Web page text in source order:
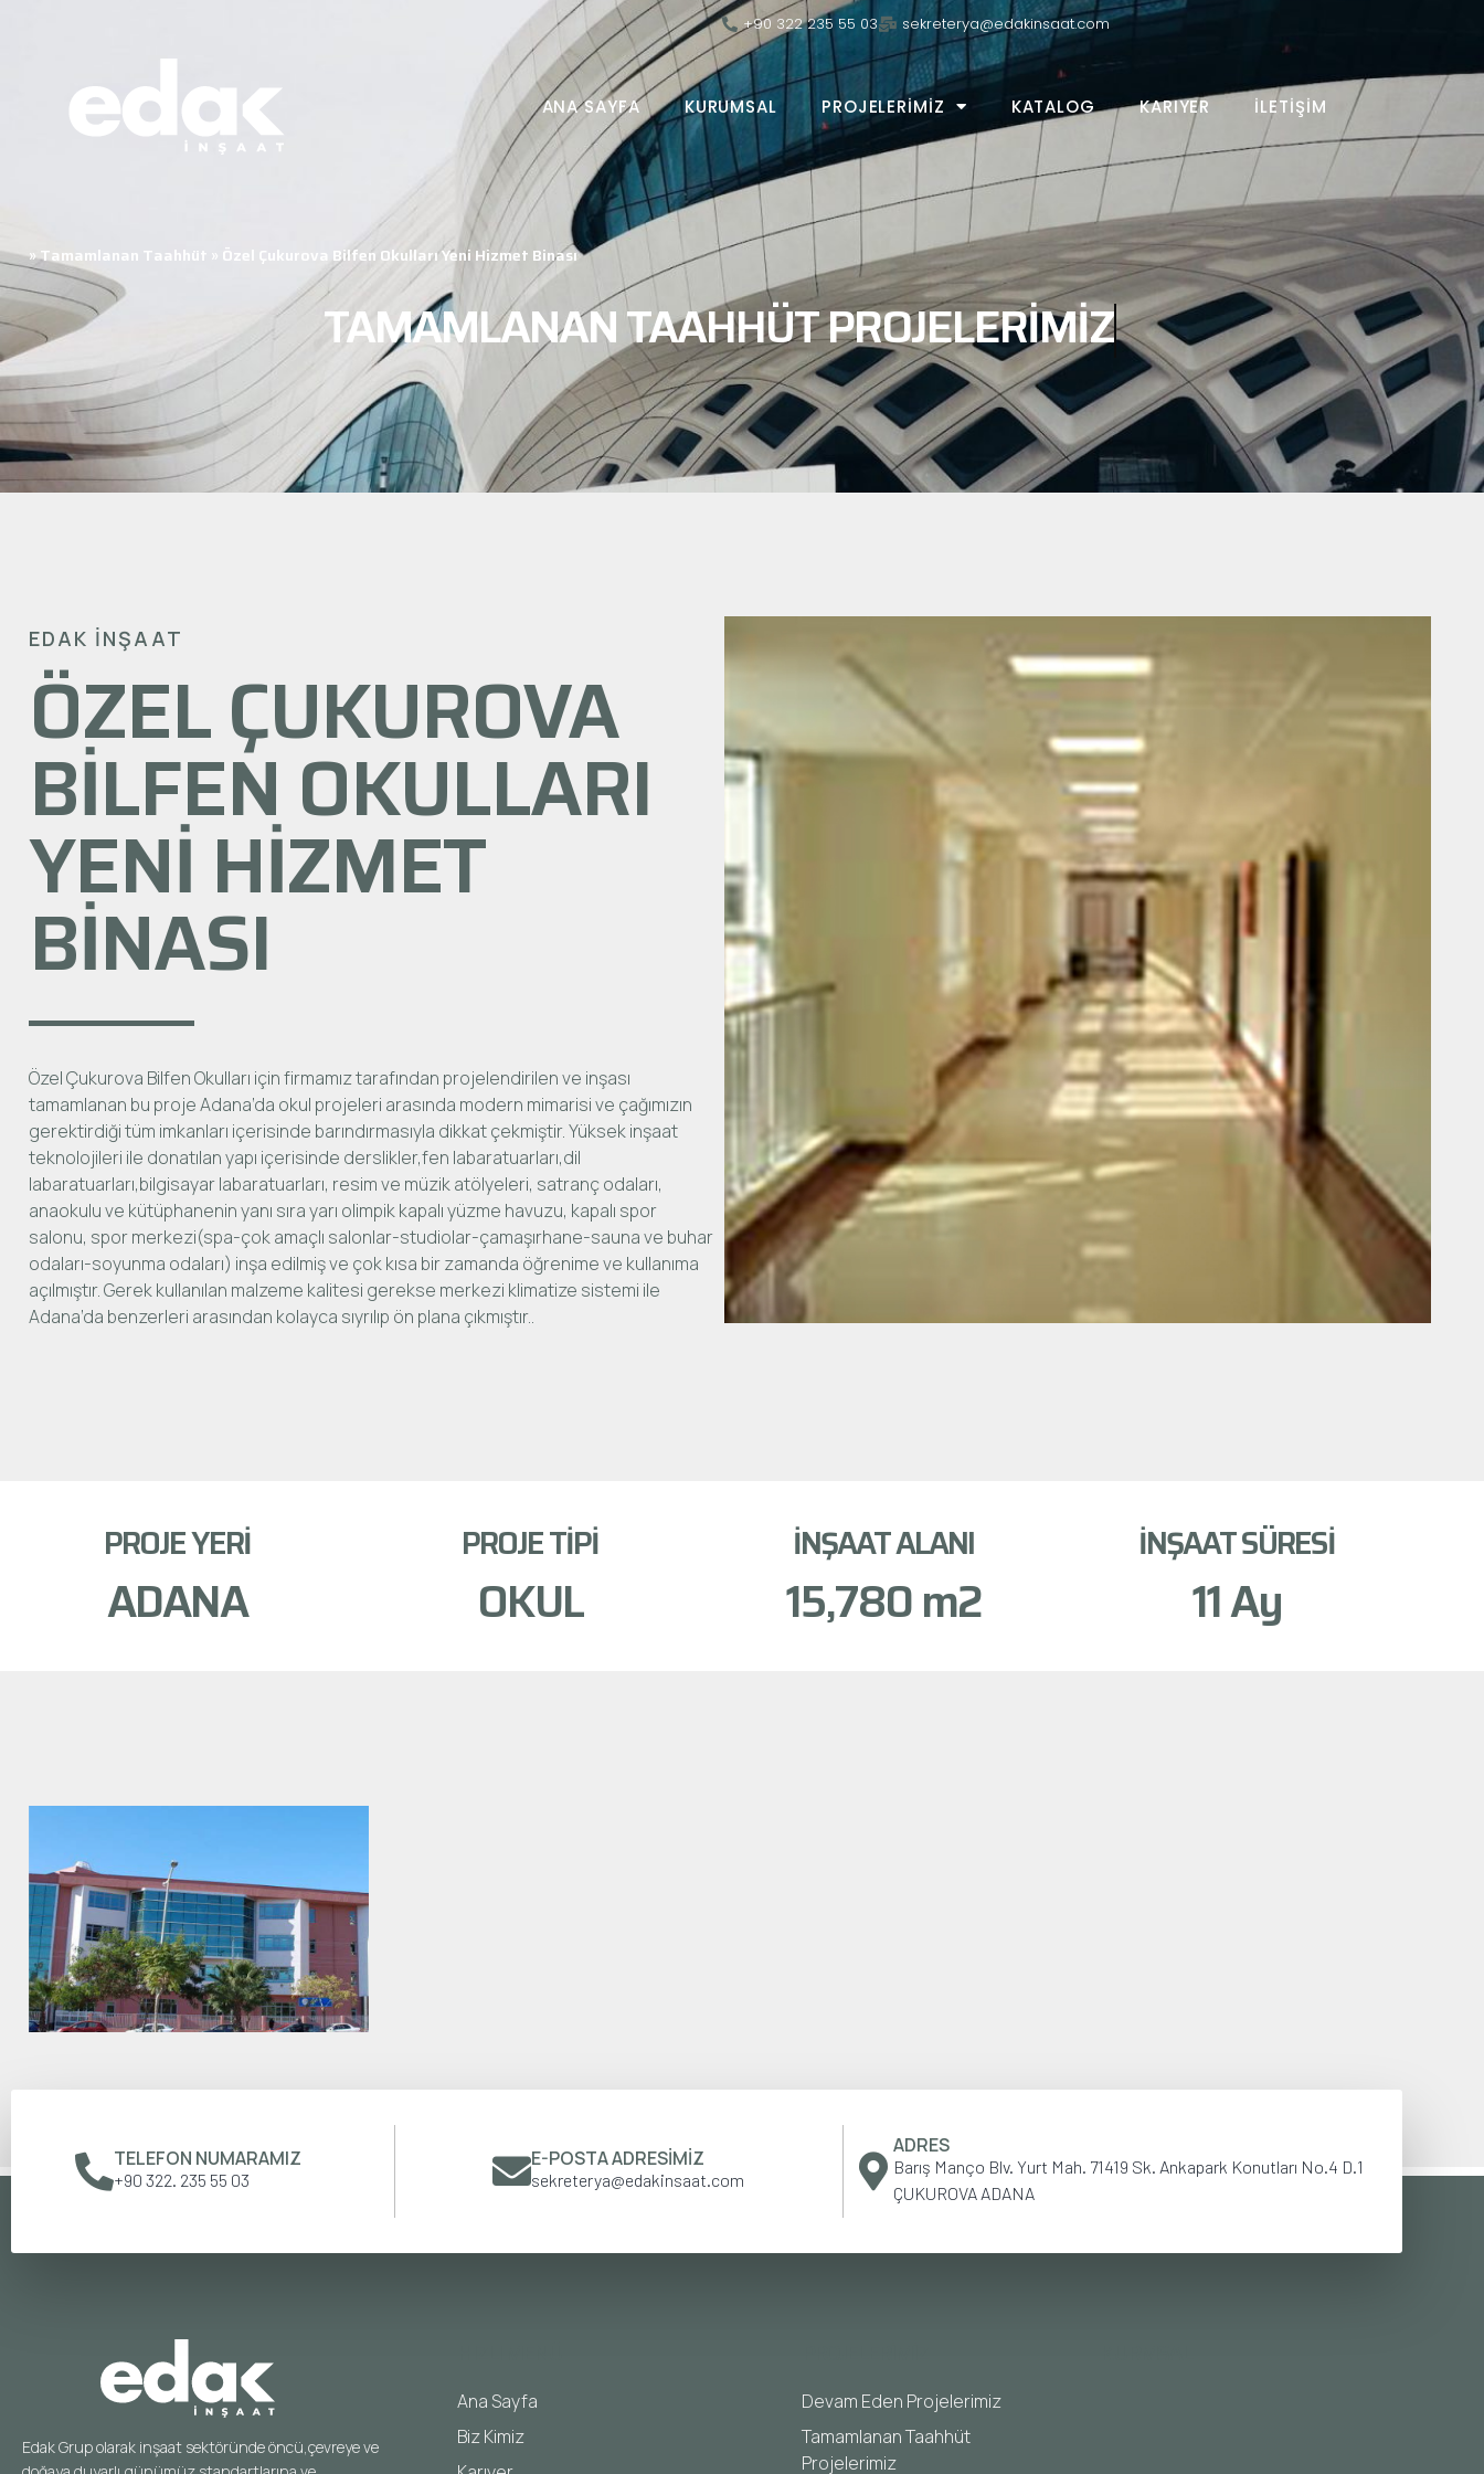
+90 322 235 55 03 sekreterya@edakinsaat.com
ANA SAYFA KURUMSAL PROJELERIMIZ KATALOG KARIYER İLETIŞIM
»Tamamlanan Taahhüt » Özel Çukurova Bilfen Okulları Yeni Hizmet Binası
TAMAMLANAN TAAHHÜTPROJELERIMIZ
EDAK İNŞAAT
ÖZEL ÇUKUROVA
BILFEN OKULLARI
YENI HIZMET
BINASI
Özel Çukurova Bilfen Okulları için firmamız tarafından projelendirilen ve inşası
tamamlanan bu proje Adana’da okul projeleri arasında modern mimarisi ve çağımızın
gerektirdiği tüm imkanları içerisinde barındırmasıyla dikkat çekmiştir. Yüksek inşaat
teknolojileri ile donatılan yapı içerisinde derslikler,fen labaratuarları,dil
labaratuarları,bilgisayar labaratuarları, resim ve müzik atölyeleri, satranç odaları,
anaokulu ve kütüphanenin yanı sıra yarı olimpik kapalı yüzme havuzu, kapalı spor
salonu, spor merkezi(spa-çok amaçlı salonlar-studiolar-çamaşırhane-sauna ve buhar
odaları-soyunma odaları) inşa edilmiş ve çok kısa bir zamanda öğrenime ve kullanıma
açılmıştır. Gerek kullanılan malzeme kalitesi gerekse merkezi klimatize sistemi ile
Adana’da benzerleri arasından kolayca sıyrılıp ön plana çıkmıştır..
PROJE YERİ
ADANA
PROJE TİPİ
OKUL
İNŞAAT ALANI
15,780 m2
İNŞAAT SÜRESİ
11 Ay
TELEFON NUMARAMIZ
+90 322. 235 55 03
E-POSTA ADRESIMIZ
sekreterya@edakinsaat.com
ADRES
Barış Manço Blv. Yurt Mah. 71419 Sk. Ankapark Konutları No.4 D.1
ÇUKUROVA ADANA
Edak Grup olarak inşaat sektöründe öncü,çevreye ve
Ana Sayfa
Biz Kimiz
Devam Eden Projelerimiz
Tamamlanan Taahhüt
Projelerimiz